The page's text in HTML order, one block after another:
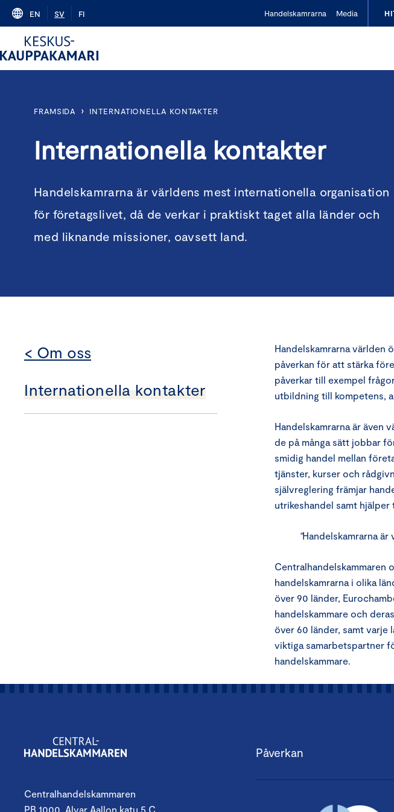
Skip
content
EN SV FI Handelskamrarna Media
FRAMSIDA › INTERNATIONELLA KONTAKTER
Internationella kontakter
Handelskamrarna är världens mest internationella organisation
för företagslivet, då de verkar i praktiskt taget alla länder och
med liknande missioner, oavsett land.
< Om oss
Internationella kontakter
Handelskamrarna världen
påverkan för att stärka
påverkar till exempel
utbildning till kompetens,
Handelskamrarna är även
de på många sätt jobbar
smidig handel mellan
tjänster, kurser och
självreglering främjar
utrikeshandel samt
”Handelskamrarna
Centralhandelskammaren
handelskamrarna i olika
över 90 länder,
handelskammare och
över 60 länder, samt varje
viktiga samarbetspartner
handelskammare.
Centralhandelskammaren
PB 1000, Alvar Aallon katu 5 C
Påverkan